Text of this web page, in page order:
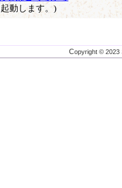
動します。)
Copyright ©